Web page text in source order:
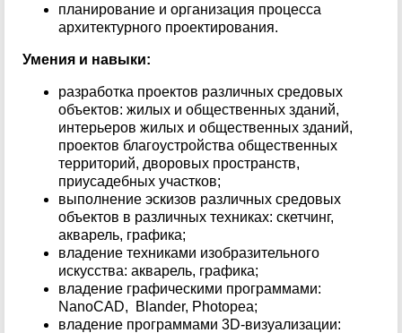
планирование и организация процесса
архитектурного проектирования.
Умения и навыки:
разработка проектов различных средовых
объектов: жилых и общественных зданий,
интерьеров жилых и общественных зданий,
проектов благоустройства общественных
территорий, дворовых пространств,
приусадебных участков;
выполнение эскизов различных средовых
объектов в различных техниках: скетчинг,
акварель, графика;
владение техниками изобразительного
искусства: акварель, графика;
владение графическими программами:
NanoCAD, Blander, Photopea;
владение программами 3D-визуализации: